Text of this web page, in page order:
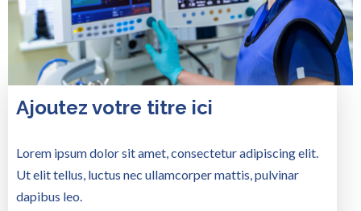
Ajoutez votre titre ici
Lorem ipsum dolor sit amet, consectetur adipiscing elit.
Ut elit tellus, luctus nec ullamcorper mattis, pulvinar
dapibus leo.